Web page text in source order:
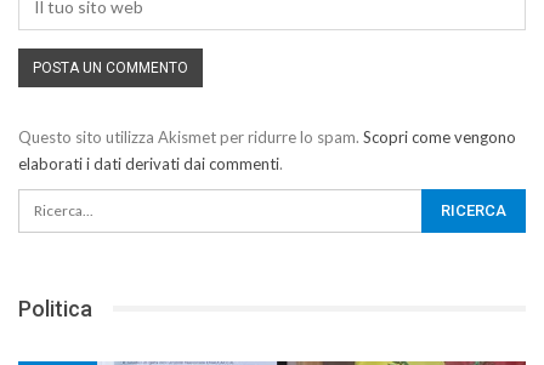
Questo sito utilizza Akismet per ridurre lo spam. Scopri come vengono
elaborati i dati derivati dai commenti.
Politica